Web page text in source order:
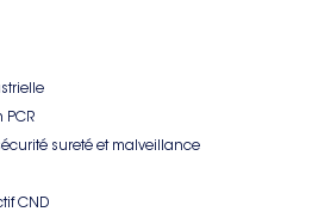
PCR
sureté et malveillance
CND